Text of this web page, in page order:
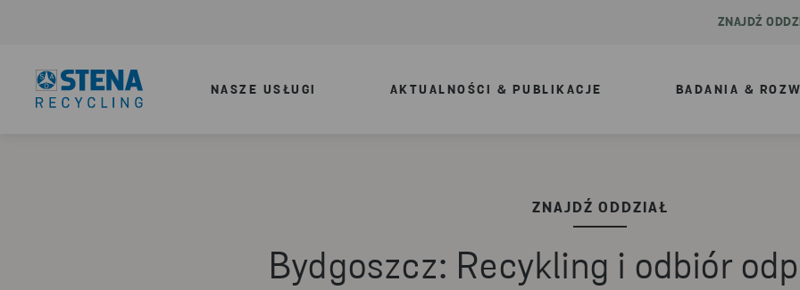
ZNAJDŹ
NASZE USŁUGI AKTUALNOŚCI & PUBLIKACJE BADANIA &
ZNAJDŹ ODDZIAŁ
Bydgoszcz: Recykling i odbiór